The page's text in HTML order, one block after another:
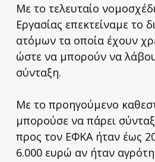
Με το τελευταίο
Εργασίας επεκτείναμε το
ατόμων τα οποία έχουν
ώστε να μπορούν να
σύνταξη.
Με το προηγούμενο
μπορούσε να πάρει
προς τον ΕΦΚΑ ήταν έως
6.000 ευρώ αν ήταν